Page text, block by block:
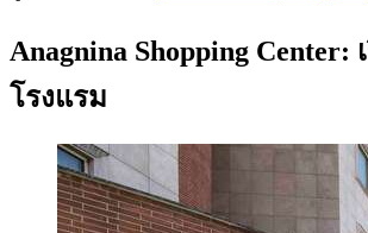
Anagnina Shopping Center:
โรงแรม